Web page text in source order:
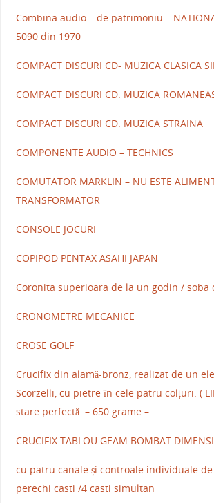
Combina audio – de patrimoniu –
5090 din 1970
COMPACT DISCURI CD- MUZICA CLASICA
COMPACT DISCURI CD. MUZICA
COMPACT DISCURI CD. MUZICA STRAINA
COMPONENTE AUDIO – TECHNICS
COMUTATOR MARKLIN – NU ESTE
TRANSFORMATOR
CONSOLE JOCURI
COPIPOD PENTAX ASAHI JAPAN
Coronita superioara de la un godin / soba
CRONOMETRE MECANICE
CROSE GOLF
Crucifix din alamă-bronz, realizat de un
Scorzelli, cu pietre în cele patru colțuri. (
stare perfectă. – 650 grame –
CRUCIFIX TABLOU GEAM BOMBAT
cu patru canale și controale individuale
perechi casti /4 casti simultan